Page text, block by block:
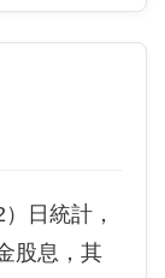
日統計，
股息，其